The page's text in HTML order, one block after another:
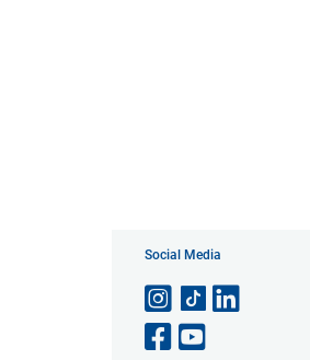
Social Media